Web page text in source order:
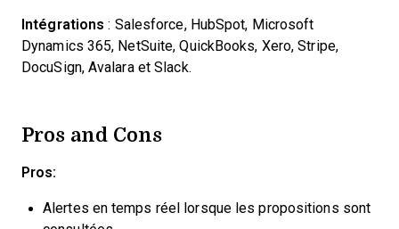
Intégrations : Salesforce, HubSpot, Microsoft
Dynamics 365, NetSuite, QuickBooks, Xero, Stripe,
DocuSign, Avalara et Slack.
Pros and Cons
Pros:
Alertes en temps réel lorsque les propositions sont